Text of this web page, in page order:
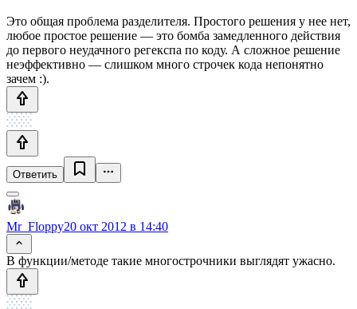
Это общая проблема разделителя. Простого решения у нее нет,
любое простое решение — это бомба замедленного действия
до первого неудачного регекспа по коду. А сложное решение
неэффективно — слишком много строчек кода непонятно
зачем :).
Ответить
Mr_Floppy20 окт 2012 в 14:40
В функции/методе такие многострочники выглядят ужасно.